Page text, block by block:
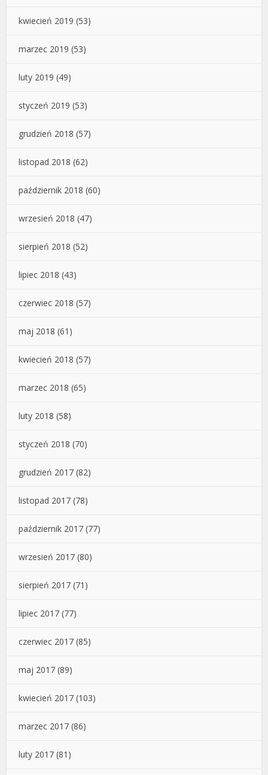
kwiecień 2019 (53)
marzec 2019 (53)
luty 2019 (49)
styczeń 2019 (53)
grudzień 2018 (57)
listopad 2018 (62)
październik 2018 (60)
wrzesień 2018 (47)
sierpień 2018 (52)
lipiec 2018 (43)
czerwiec 2018 (57)
maj 2018 (61)
kwiecień 2018 (57)
marzec 2018 (65)
luty 2018 (58)
styczeń 2018 (70)
grudzień 2017 (82)
listopad 2017 (78)
październik 2017 (77)
wrzesień 2017 (80)
sierpień 2017 (71)
lipiec 2017 (77)
czerwiec 2017 (85)
maj 2017 (89)
kwiecień 2017 (103)
marzec 2017 (86)
luty 2017 (81)